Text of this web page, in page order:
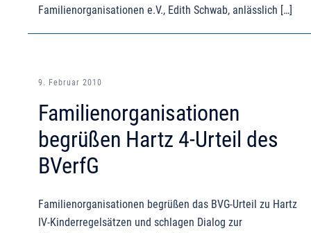
Familienorganisationen e.V., Edith Schwab, anlässlich […]
9. Februar 2010
Familienorganisationen
begrüßen Hartz 4-Urteil des
BVerfG
Familienorganisationen begrüßen das BVG-Urteil zu Hartz
IV-Kinderregelsätzen und schlagen Dialog zur